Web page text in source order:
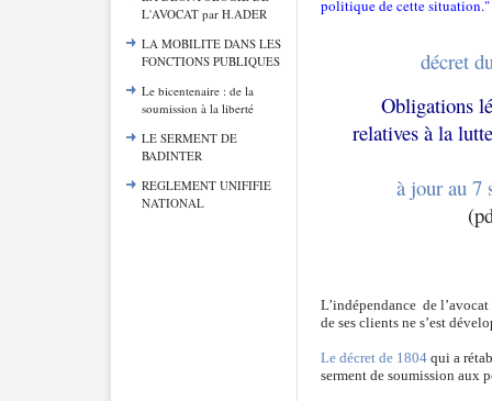
L'AVOCAT par H.ADER
LA MOBILITE DANS LES
FONCTIONS PUBLIQUES
Le bicentenaire : de la
soumission à la liberté
LE SERMENT DE
BADINTER
REGLEMENT UNIFIFIE
NATIONAL
politique de cette
décret
Obligations
relatives à la
à jour au 7
L’indépendance de
de ses clients ne s’est
Le décret de 1804qui a
serment de soumission aux